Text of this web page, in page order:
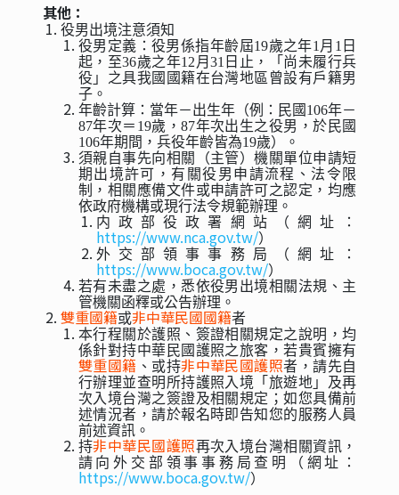
其他：
役男出境注意須知
役男定義：役男係指年齡屆19歲之年1月1日
起，至36歲之年12月31日止，「尚未履行兵
役」之具我國國籍在台灣地區曾設有戶籍男
子。
年齡計算：當年－出生年（例：民國106年－
87年次＝19歲，87年次出生之役男，於民國
106年期間，兵役年齡皆為19歲）。
須親自事先向相關（主管）機關單位申請短
期出境許可，有關役男申請流程、法令限
制，相關應備文件或申請許可之認定，均應
依政府機構或現行法令規範辦理。
内政部役政署網站（網址：
https://www.nca.gov.tw/）
外交部領事事務局（網址：
https://www.boca.gov.tw/）
若有未盡之處，悉依役男出境相關法規、主
管機關函釋或公告辦理。
雙重國籍或非中華民國國籍者
本行程關於護照、簽證相關規定之說明，均
係針對持中華民國護照之旅客，若貴賓擁有
雙重國籍 、或持非中華民國護照者，請先自
行辦理並查明所持護照入境「旅遊地」及再
次入境台灣之簽證及相關規定；如您具備前
述情況者，請於報名時即告知您的服務人員
前述資訊。
持非中華民國護照再次入境台灣相關資訊，
請向外交部領事事務局查明（網址：
https://www.boca.gov.tw/）